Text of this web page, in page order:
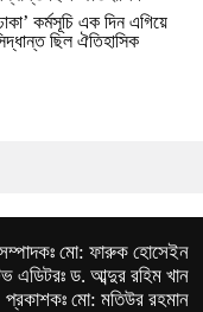
ঢাকা’ কর্মসূচি এক দিন এগিয়ে
ছিল ঐতিহাসিক
মো: ফারুক হোসেইন
এডিটরঃ ড. আব্দুর রহিম খান
প্রকাশকঃ মো: মতিউর রহমান